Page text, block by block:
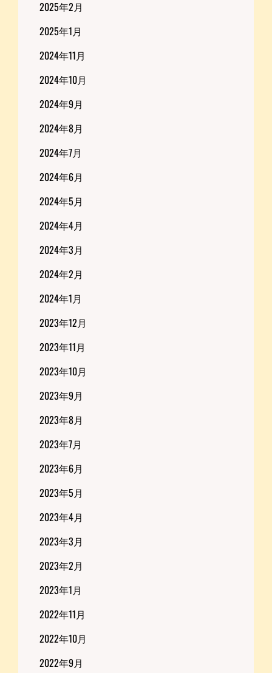
2025年2月
2025年1月
2024年11月
2024年10月
2024年9月
2024年8月
2024年7月
2024年6月
2024年5月
2024年4月
2024年3月
2024年2月
2024年1月
2023年12月
2023年11月
2023年10月
2023年9月
2023年8月
2023年7月
2023年6月
2023年5月
2023年4月
2023年3月
2023年2月
2023年1月
2022年11月
2022年10月
2022年9月